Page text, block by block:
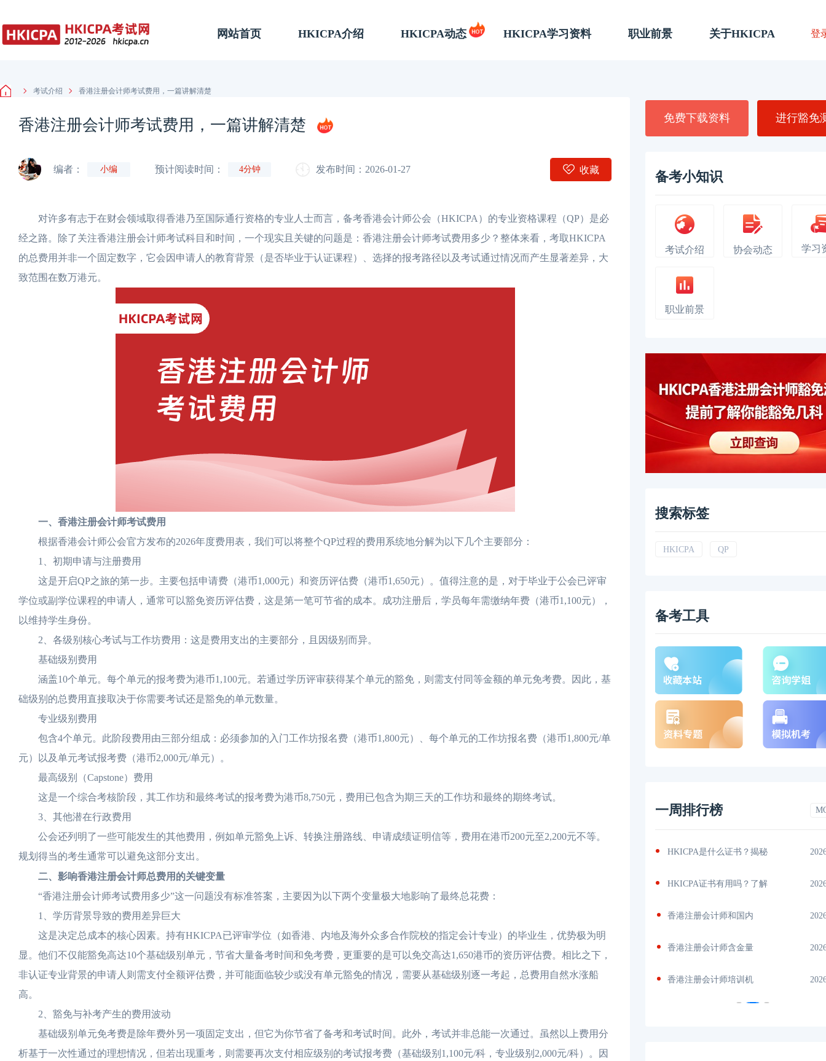
网站首页 HKICPA介绍 HKICPA动态 HKICPA学习资料 职业前景 关于HKICPA 登
考试介绍 香港注册会计师考试费用，一篇讲解清楚
香港注册会计师考试费用，一篇讲解清楚
编者： 小编 预计阅读时间： 4分钟 发布时间：2026-01-27 收藏
对许多有志于在财会领域取得香港乃至国际通行资格的专业人士而言，备考香港会计师公会（HKICPA）的专业资格课程（QP）是必
经之路。除了关注香港注册会计师考试科目和时间，一个现实且关键的问题是：香港注册会计师考试费用多少？整体来看，考取HKICPA
的总费用并非一个固定数字，它会因申请人的教育背景（是否毕业于认证课程）、选择的报考路径以及考试通过情况而产生显著差异，大
致范围在数万港元。
一、香港注册会计师考试费用
根据香港会计师公会官方发布的2026年度费用表，我们可以将整个QP过程的费用系统地分解为以下几个主要部分：
1、初期申请与注册费用
这是开启QP之旅的第一步。主要包括申请费（港币1,000元）和资历评估费（港币1,650元）。值得注意的是，对于毕业于公会已评审
学位或副学位课程的申请人，通常可以豁免资历评估费，这是第一笔可节省的成本。成功注册后，学员每年需缴纳年费（港币1,100元），
以维持学生身份。
2、各级别核心考试与工作坊费用：这是费用支出的主要部分，且因级别而异。
基础级别费用
涵盖10个单元。每个单元的报考费为港币1,100元。若通过学历评审获得某个单元的豁免，则需支付同等金额的单元免考费。因此，基
础级别的总费用直接取决于你需要考试还是豁免的单元数量。
专业级别费用
包含4个单元。此阶段费用由三部分组成：必须参加的入门工作坊报名费（港币1,800元）、每个单元的工作坊报名费（港币1,800元/单
元）以及单元考试报考费（港币2,000元/单元）。
最高级别（Capstone）费用
这是一个综合考核阶段，其工作坊和最终考试的报考费为港币8,750元，费用已包含为期三天的工作坊和最终的期终考试。
3、其他潜在行政费用
公会还列明了一些可能发生的其他费用，例如单元豁免上诉、转换注册路线、申请成绩证明信等，费用在港币200元至2,200元不等。
规划得当的考生通常可以避免这部分支出。
二、影响香港注册会计师总费用的关键变量
“香港注册会计师考试费用多少”这一问题没有标准答案，主要因为以下两个变量极大地影响了最终总花费：
1、学历背景导致的费用差异巨大
这是决定总成本的核心因素。持有HKICPA已评审学位（如香港、内地及海外众多合作院校的指定会计专业）的毕业生，优势极为明
显。他们不仅能豁免高达10个基础级别单元，节省大量备考时间和免考费，更重要的是可以免交高达1,650港币的资历评估费。相比之下，
非认证专业背景的申请人则需支付全额评估费，并可能面临较少或没有单元豁免的情况，需要从基础级别逐一考起，总费用自然水涨船
高。
2、豁免与补考产生的费用波动
基础级别单元免考费是除年费外另一项固定支出，但它为你节省了备考和考试时间。此外，考试并非总能一次通过。虽然以上费用分
析基于一次性通过的理想情况，但若出现重考，则需要再次支付相应级别的考试报考费（基础级别1,100元/科，专业级别2,000元/科）。因
免费下载资料 进行豁免
备考小知识
考试介绍 协会动态 学习
职业前景
搜索标签
HKICPA QP
备考工具
一周排行榜
香港CPA好考吗？从考试 2026-04-30 香港注册会计师培训机
香港CPA难度，结构化课
香港CPA与内地CPA难易对
香港注册会计师含金量
CPA和HKICPA哪个好考？深
HKICPA值不值得考？香港